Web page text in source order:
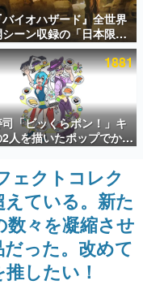
ビュー数万以上！ などな
ァミ渾身の“殿堂入り”記
製作時のエピソードをお
ム）とは何か？を探ってい
赫本』は、〈試験問題〉
す。
イオハザード』全世界
ーン収録の「日本限
映像が解禁。バイオの
10日）にあわせて、
ンシティ総合病院」へ
達人の姿が披露
1881
司「ビッくらポン！」キ
2人を描いたポップでかわ
ボイラストが公開。コ
ステッカーがアソビシ
催「Akaku展」にて販
ェクトコレク
ている。新た
々を凝縮させ
った。改めて
したい！